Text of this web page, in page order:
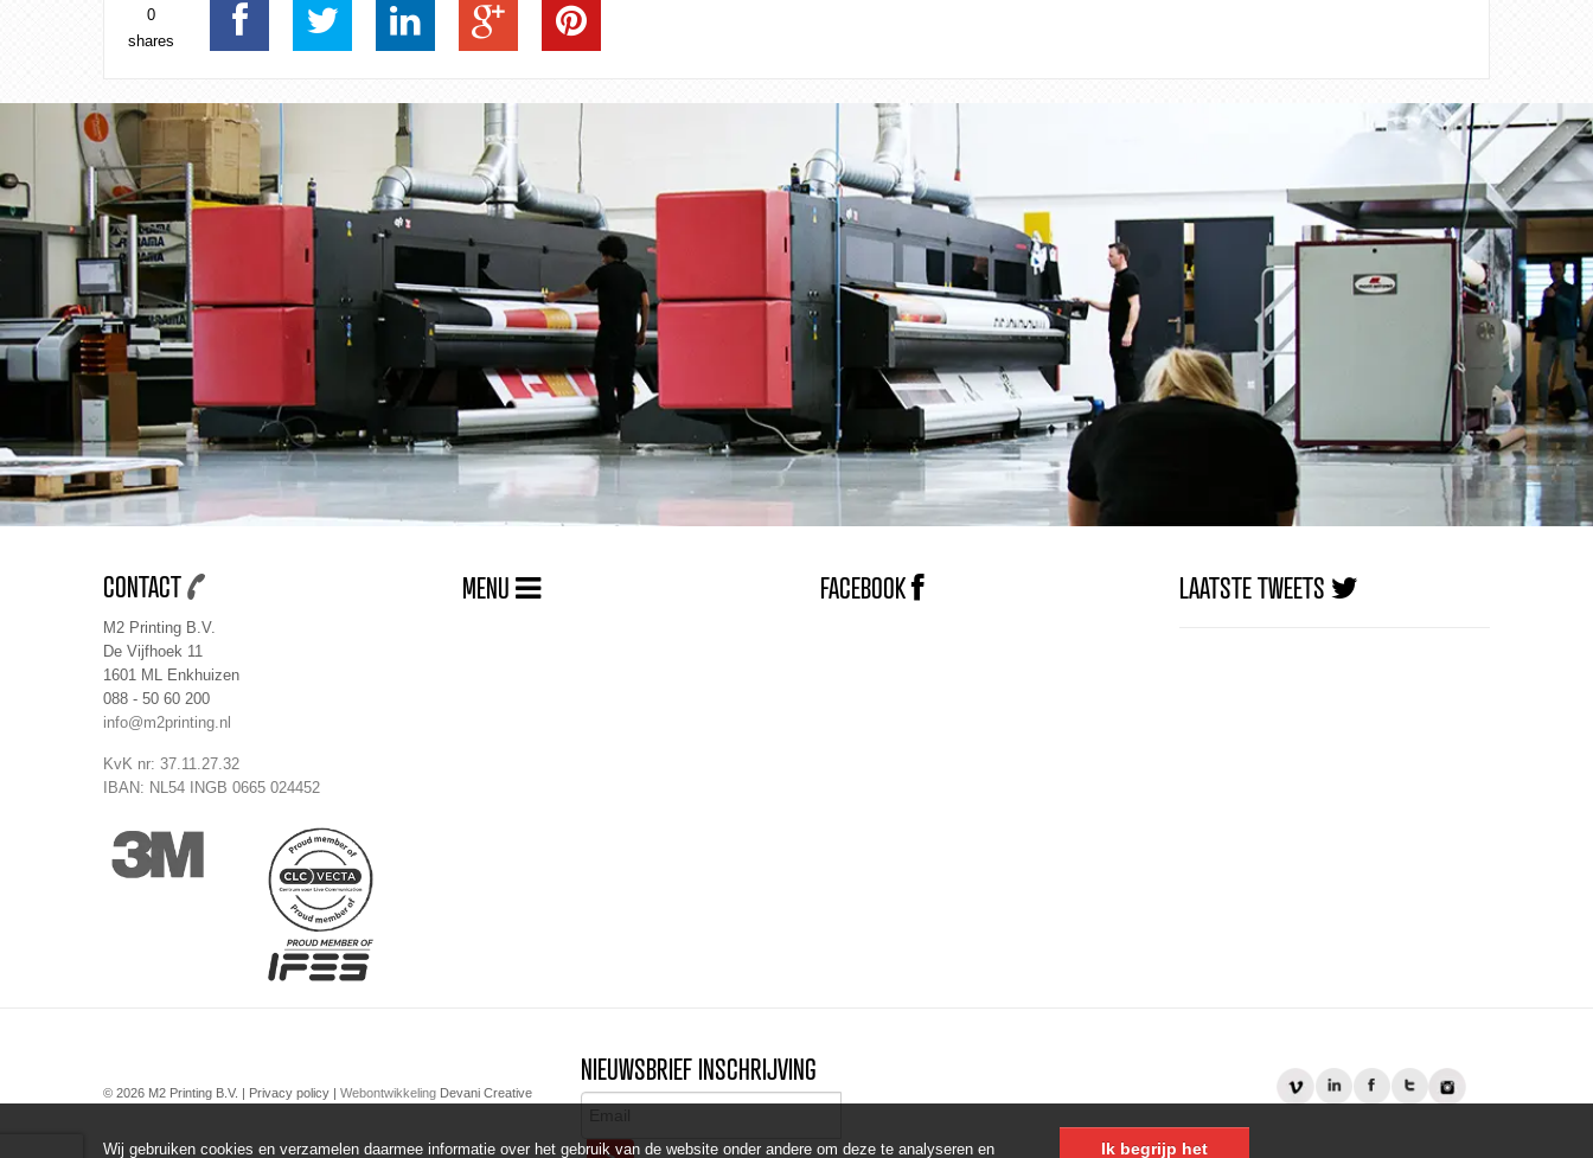
0
shares
CONTACT
M2 Printing B.V.
De Vijfhoek 11
1601 ML Enkhuizen
088 - 50 60 200
info@m2printing.nl
KvK nr: 37.11.27.32
IBAN: NL54 INGB 0665 024452
MENU FACEBOOK LAATSTE TWEETS
© 2026 M2 Printing B.V. | Privacy policy | Webontwikkeling Devani Creative
NIEUWSBRIEF INSCHRIJVING
Wij gebruiken cookies en verzamelen daarmee informatie over het gebruik van de website onder andere om deze te analyseren en Ik begrijp het